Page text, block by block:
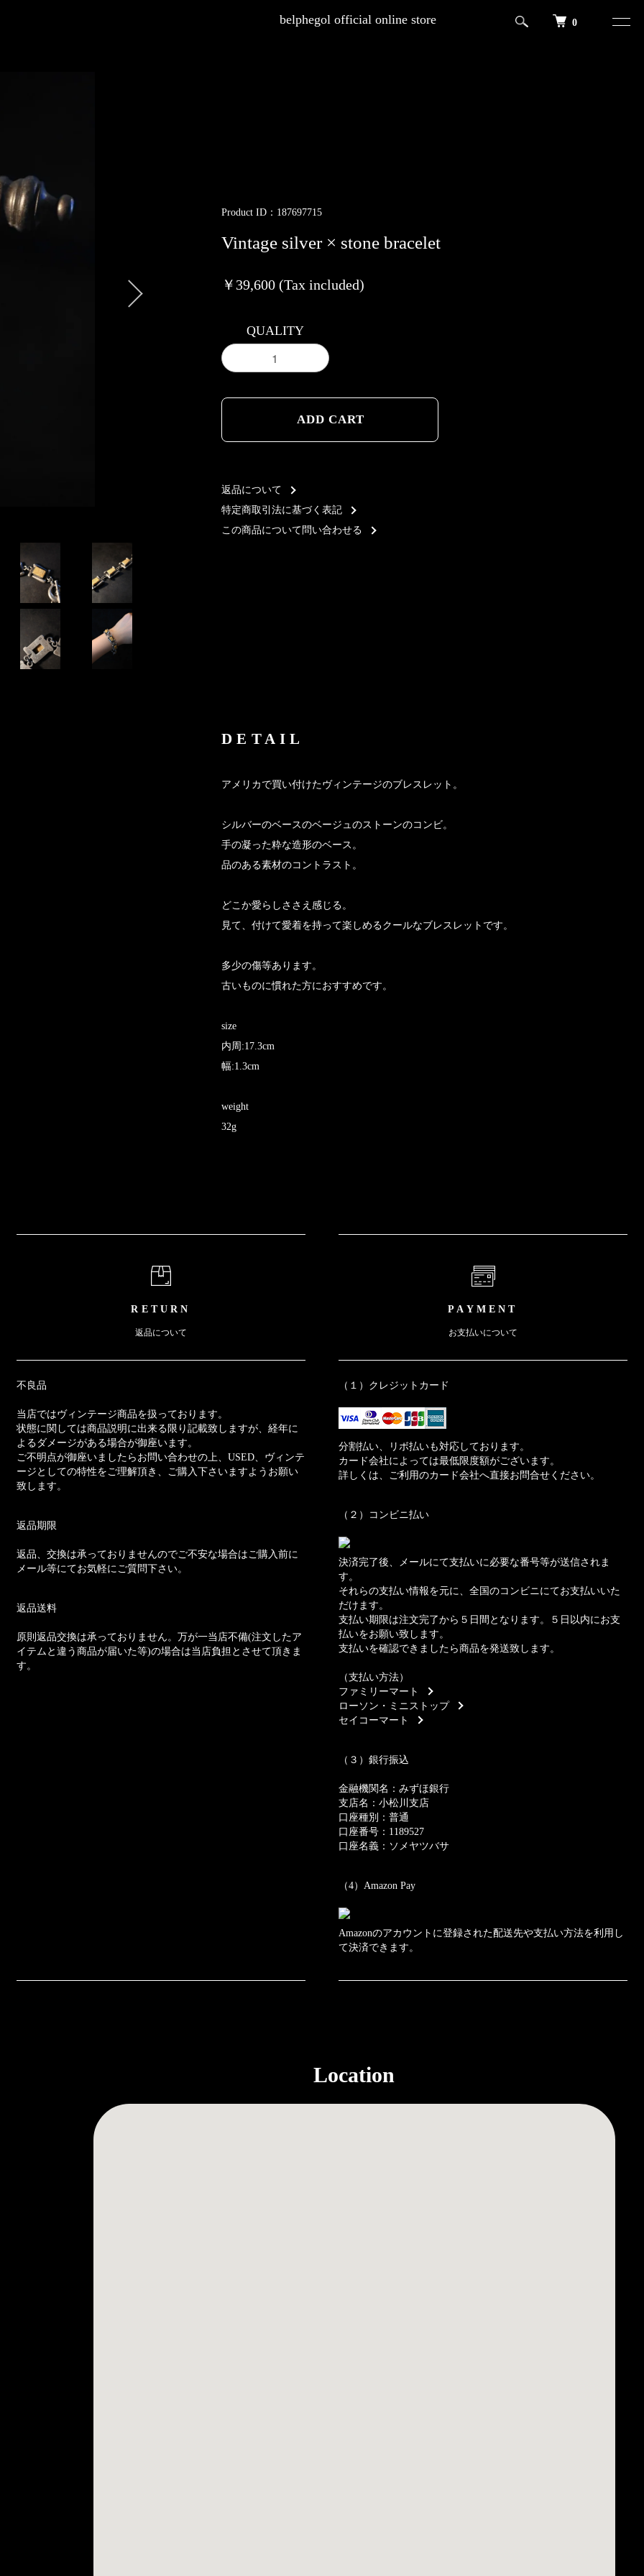
belphegol official online store 0
Product ID：187697715
Vintage silver × stone bracelet
￥39,600 (Tax included)
QUALITY
ADD CART
ADD CART
返品について
特定商取引法に基づく表記
この商品について問い合わせる
DETAIL
アメリカで買い付けたヴィンテージのブレスレット。
シルバーのベースのベージュのストーンのコンビ。
手の凝った粋な造形のベース。
品のある素材のコントラスト。
どこか愛らしささえ感じる。
見て、付けて愛着を持って楽しめるクールなブレスレットです。
多少の傷等あります。
古いものに慣れた方におすすめです。
size
内周:17.3cm
幅:1.3cm
weight
32g
RETURN
返品について
不良品
当店ではヴィンテージ商品を扱っております。
状態に関しては商品説明に出来る限り記載致しますが、経年に
よるダメージがある場合が御座います。
ご不明点が御座いましたらお問い合わせの上、USED、ヴィンテ
ージとしての特性をご理解頂き、ご購入下さいますようお願い
致します。
返品期限
返品、交換は承っておりませんのでご不安な場合はご購入前に
メール等にてお気軽にご質問下さい。
返品送料
原則返品交換は承っておりません。万が一当店不備(注文したア
イテムと違う商品が届いた等)の場合は当店負担とさせて頂きま
す。
PAYMENT
お支払いについて
（１）クレジットカード
分割払い、リボ払いも対応しております。
カード会社によっては最低限度額がございます。
詳しくは、ご利用のカード会社へ直接お問合せください。
（２）コンビニ払い
決済完了後、メールにて支払いに必要な番号等が送信されま
す。
それらの支払い情報を元に、全国のコンビニにてお支払いいた
だけます。
支払い期限は注文完了から５日間となります。５日以内にお支
払いをお願い致します。
支払いを確認できましたら商品を発送致します。
（支払い方法）
ファミリーマート
ローソン・ミニストップ
セイコーマート
（３）銀行振込
金融機関名：みずほ銀行
支店名：小松川支店
口座種別：普通
口座番号：1189527
口座名義：ソメヤツバサ
（4）Amazon Pay
Amazonのアカウントに登録された配送先や支払い方法を利用し
て決済できます。
Location